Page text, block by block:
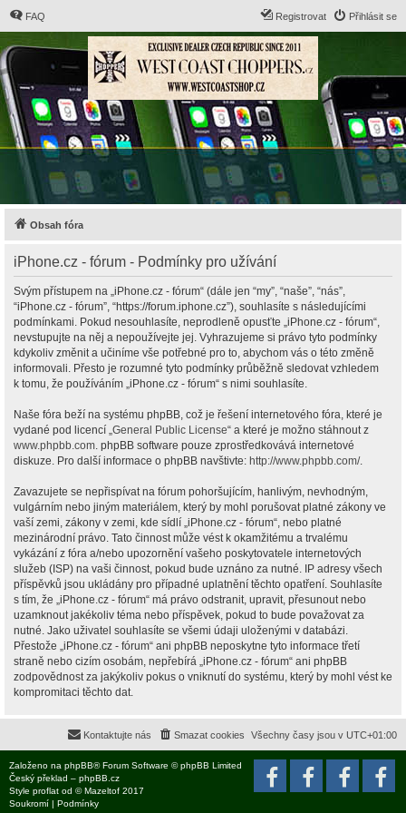
FAQ Přihlásit se
Registrovat
Obsah fóra
iPhone.cz - fórum - Podmínky pro užívání
Svým přístupem na „iPhone.cz - fórum“ (dále jen “my”, “naše”, “nás”,
“iPhone.cz - fórum”, “https://forum.iphone.cz”), souhlasíte s následujícími
podmínkami. Pokud nesouhlasíte, neprodleně opusťte „iPhone.cz - fórum“,
nevstupujte na něj a nepoužívejte jej. Vyhrazujeme si právo tyto podmínky
kdykoliv změnit a učiníme vše potřebné pro to, abychom vás o této změně
informovali. Přesto je rozumné tyto podmínky průběžně sledovat vzhledem
k tomu, že používáním „iPhone.cz - fórum“ s nimi souhlasíte.
Naše fóra beží na systému phpBB, což je řešení internetového fóra, které je
vydané pod licencí „General Public License“ a které je možno stáhnout z
www.phpbb.com. phpBB software pouze zprostředkovává internetové
diskuze. Pro další informace o phpBB navštivte: http://www.phpbb.com/.
Zavazujete se nepřispívat na fórum pohoršujícím, hanlivým, nevhodným,
vulgárním nebo jiným materiálem, který by mohl porušovat platné zákony ve
vaší zemi, zákony v zemi, kde sídlí „iPhone.cz - fórum“, nebo platné
mezinárodní právo. Tato činnost může vést k okamžitému a trvalému
vykázání z fóra a/nebo upozornění vašeho poskytovatele internetových
služeb (ISP) na vaši činnost, pokud bude uznáno za nutné. IP adresy všech
příspěvků jsou ukládány pro případné uplatnění těchto opatření. Souhlasíte
s tím, že „iPhone.cz - fórum“ má právo odstranit, upravit, přesunout nebo
uzamknout jakékoliv téma nebo příspěvek, pokud to bude považovat za
nutné. Jako uživatel souhlasíte se všemi údaji uloženými v databázi.
Přestože „iPhone.cz - fórum“ ani phpBB neposkytne tyto informace třetí
straně nebo cizím osobám, nepřebírá „iPhone.cz - fórum“ ani phpBB
zodpovědnost za jakýkoliv pokus o vniknutí do systému, který by mohl vést ke
kompromitaci těchto dat.
Všechny časy jsou v UTC+01:00
Smazat cookies
Kontaktujte nás
Založeno na phpBB® Forum Software © phpBB Limited
Český překlad – phpBB.cz
Style proflat od ©Mazeltof 2017
Soukromí | Podmínky